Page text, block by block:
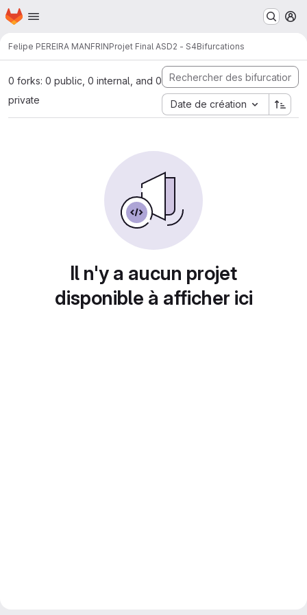
Passer au contenu principal
Page d'accueil
Felipe PEREIRA MANFRINProjet Final ASD2 - S4Bifurcations
0 forks: 0 public, 0 internal, and 0
private
Date de création
Il n'y a aucun projet
disponible à afficher ici